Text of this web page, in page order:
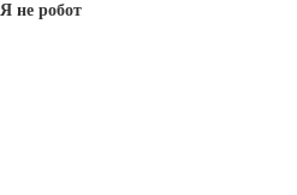
Я не робот